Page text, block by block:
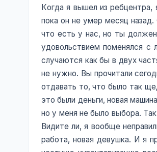
Когда я вышел из
пока он не умер месяц
что есть у нас, но ты
удовольствием поменялся
случаются как бы в двух
не нужно. Вы прочитали
отдавать то, что было так
это были деньги, новая
но у меня не было выбора.
Видите ли, я вообще
работа, новая девушка. И я